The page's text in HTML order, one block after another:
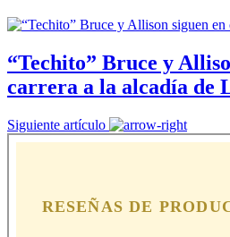
“Techito” Bruce y
carrera a la alcadía de
Siguiente artículo